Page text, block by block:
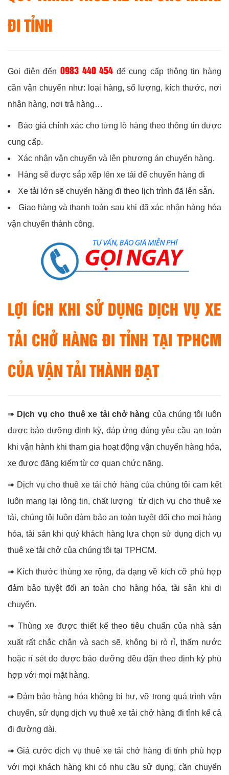
ĐI TỈNH
Gọi điện đến 0983 440 454 để cung cấp thông tin hàng
cần vận chuyển như: loại hàng, số lượng, kích thước, nơi
nhận hàng, nơi trả hàng…
Báo giá chính xác cho từng lô hàng theo thông tin được
cung cấp.
Xác nhận vận chuyển và lên phương án chuyển hàng.
Hàng sẽ được sắp xếp lên xe tải để chuyển hàng đi
Xe tải lớn sẽ chuyển hàng đi theo lịch trình đã lên sẵn.
Giao hàng và thanh toán sau khi đã xác nhận hàng hóa
vận chuyển thành công.
LỢI ÍCH KHI SỬ DỤNG DỊCH VỤ XE
TẢI CHỞ HÀNG ĐI TỈNH TẠI TPHCM
CỦA VẬN TẢI THÀNH ĐẠT
➠ Dịch vụ cho thuê xe tải chở hàng của chúng tôi luôn
được bảo dưỡng định kỳ, đáp ứng đúng yêu cầu an toàn
khi vận hành khi tham gia hoạt động vận chuyển hàng hóa,
xe được đăng kiểm từ cơ quan chức năng.
➠ Dịch vụ cho thuê xe tải chở hàng của chúng tôi cam kết
luôn mang lại lòng tin, chất lượng từ dịch vụ cho thuê xe
tải, chúng tôi luôn đảm bảo an toàn tuyệt đối cho mọi hàng
hóa, tài sản khi quý khách hàng lựa chọn sử dụng dịch vụ
thuê xe tải chở của chúng tôi tại TPHCM.
➠ Kích thước thùng xe rộng, đa dạng về kích cỡ phù hợp
đảm bảo tuyệt đối an toàn cho hàng hóa, tài sản khi di
chuyển.
➠ Thùng xe được thiết kế theo tiêu chuẩn của nhà sản
xuất rất chắc chắn và sạch sẽ, không bị rò rỉ, thấm nước
hoặc rỉ sét do được bảo dưỡng đều đặn theo định kỳ phù
hợp với mọi mặt hàng.
➠ Đảm bảo hàng hóa không bị hư, vỡ trong quá trình vận
chuyển, sử dụng dịch vụ thuê xe tải chở hàng đi tỉnh kể cả
đi đường dài.
➠ Giá cước dịch vụ thuê xe tải chở hàng đi tỉnh phù hợp
với mọi khách hàng khi có nhu cầu sử dụng, cần chuyển